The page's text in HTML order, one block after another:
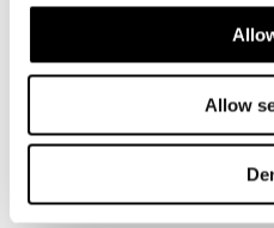
Allow
2013
Associazione Italiana
La Newsletter di Associazione
News